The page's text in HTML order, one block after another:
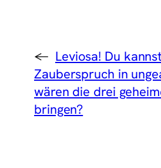
← Leviosa! Du
Zauberspruch in
wären die drei
bringen?